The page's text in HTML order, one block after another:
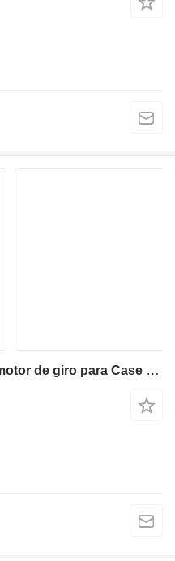
Case KSC11440 KSC10490 motor de giro para Case CX300B CX300C CX300D CX300E CX350B CX350C CX350D CX360B CX370B CX370C CX380C CX380D CX380E CX290B excavadora